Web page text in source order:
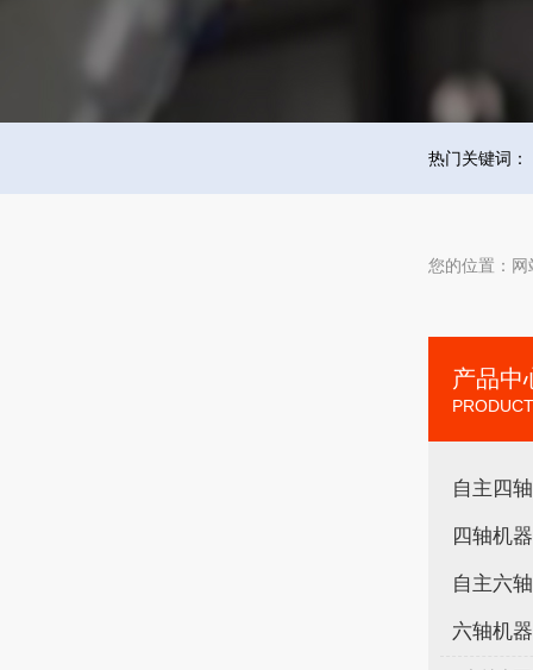
热门关键词：
您的位置：
产品中
自主四
四轴机
自主六
六轴机